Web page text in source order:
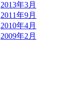
2013年3月
2011年9月
2010年4月
2009年2月